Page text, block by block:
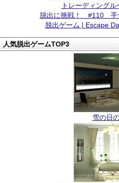
トレーディング
脱出に挑戦！ #110 手
脱出ゲーム | Escape
人気脱出ゲームTOP3
雪の日